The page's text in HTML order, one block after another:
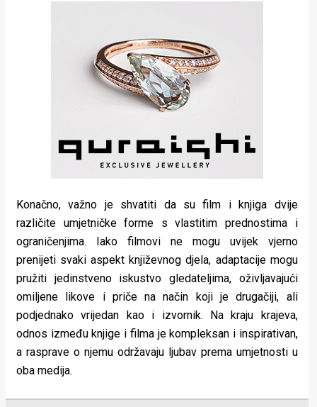
Konačno, važno je shvatiti da su film i knjiga dvije
različite umjetničke forme s vlastitim prednostima i
ograničenjima. Iako filmovi ne mogu uvijek vjerno
prenijeti svaki aspekt književnog djela, adaptacije mogu
pružiti jedinstveno iskustvo gledateljima, oživljavajući
omiljene likove i priče na način koji je drugačiji, ali
podjednako vrijedan kao i izvornik. Na kraju krajeva,
odnos između knjige i filma je kompleksan i inspirativan,
a rasprave o njemu održavaju ljubav prema umjetnosti u
oba medija.